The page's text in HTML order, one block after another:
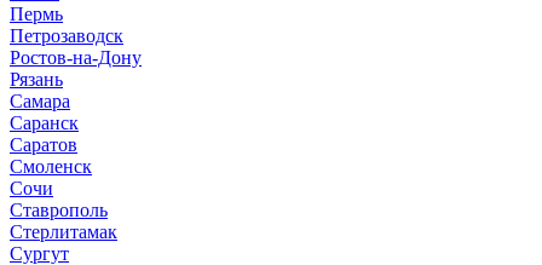
Пермь
Петрозаводск
Ростов-на-Дону
Рязань
Самара
Саранск
Саратов
Смоленск
Сочи
Ставрополь
Стерлитамак
Сургут